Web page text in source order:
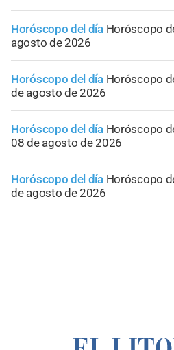
Horóscopo del día Horóscopo
agosto de 2026
Horóscopo del día Horóscopo
de agosto de 2026
Horóscopo del día Horóscopo
08 de agosto de 2026
Horóscopo del día Horóscopo
de agosto de 2026